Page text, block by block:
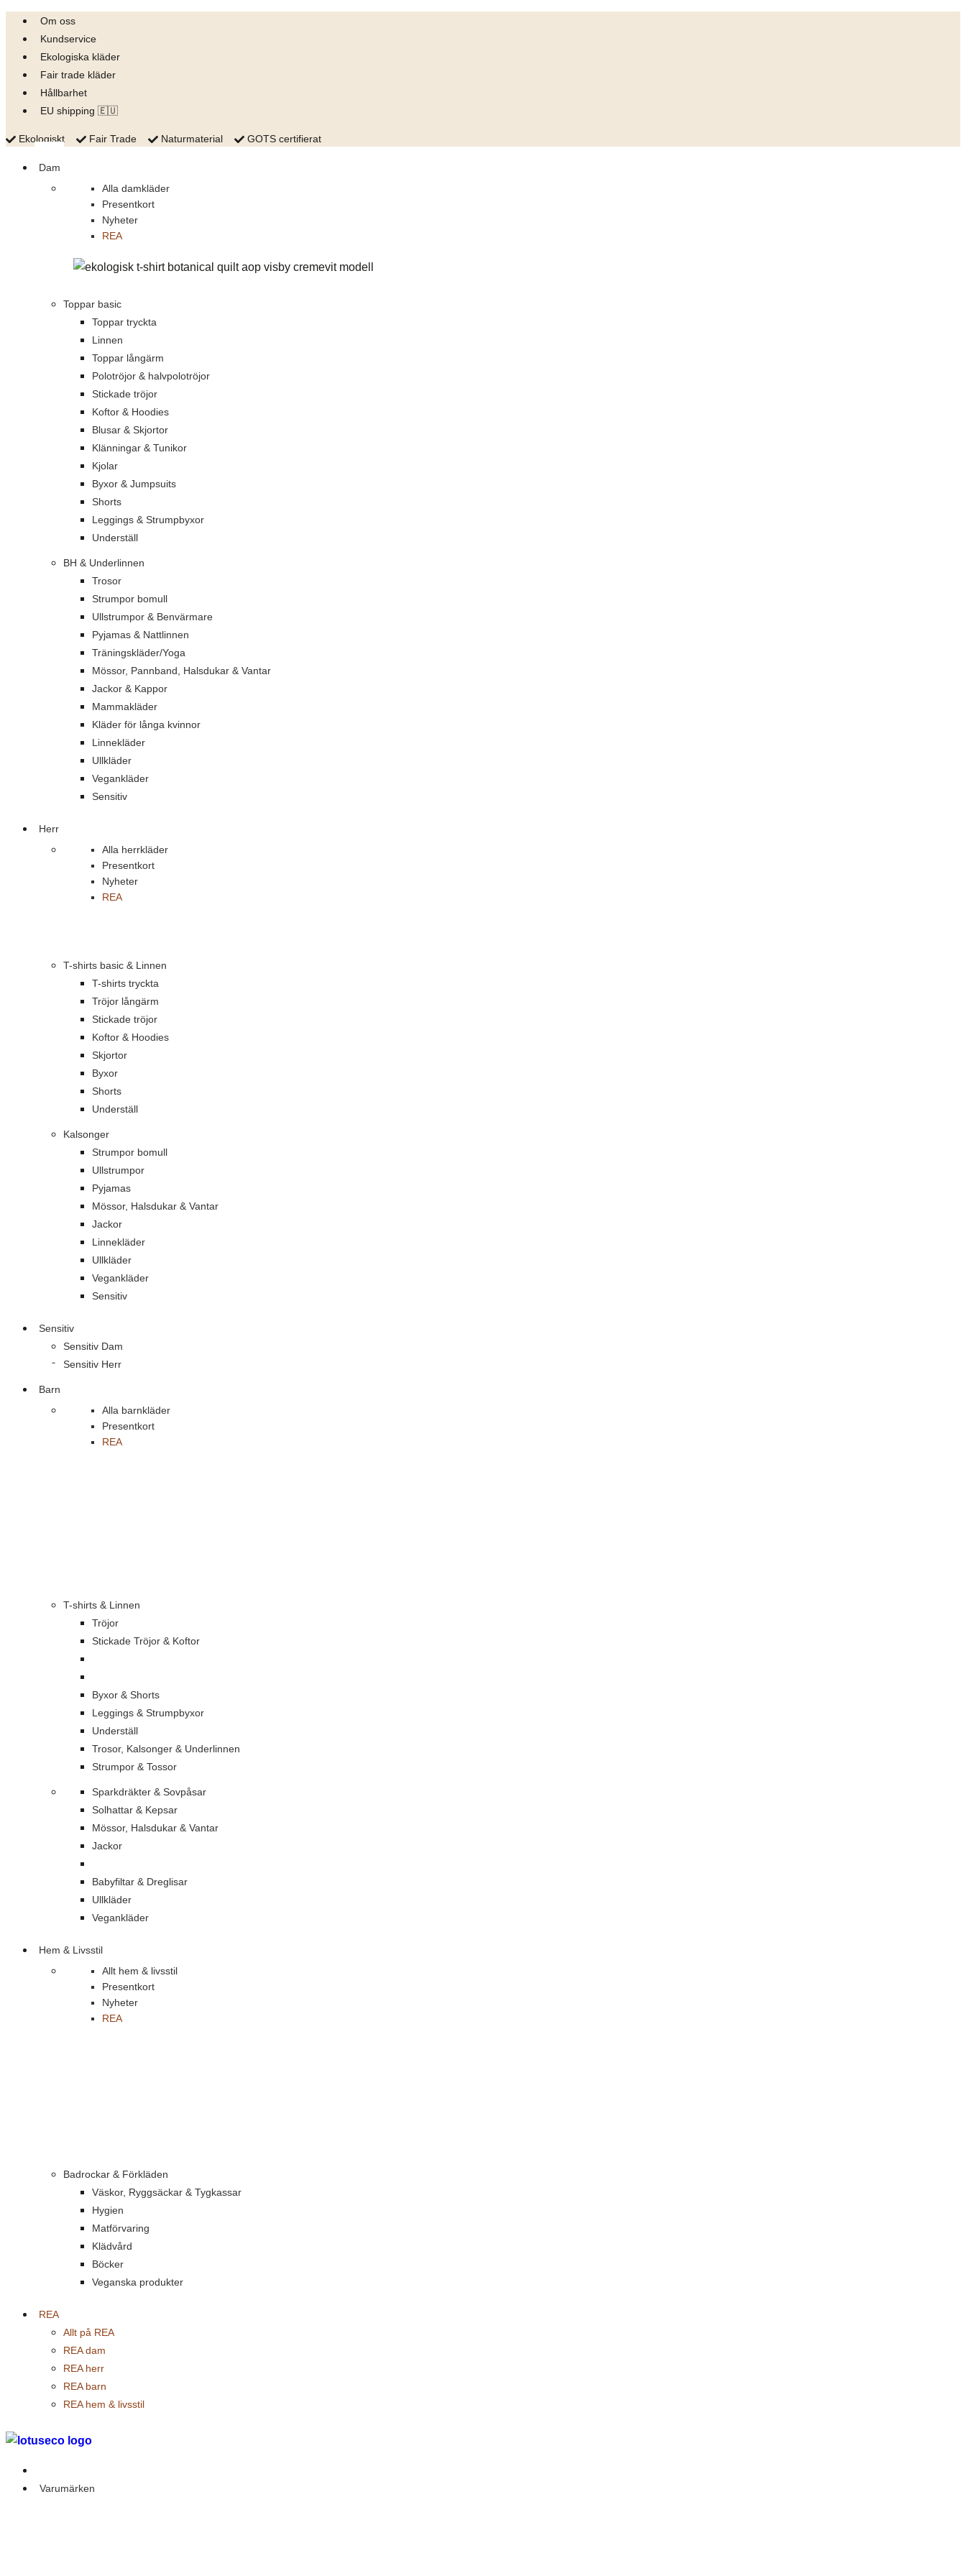
Skip
content
Om oss
Kundservice
Ekologiska kläder
Fair trade kläder
Hållbarhet
EU shipping 🇪🇺
Ekologiskt Fair Trade Naturmaterial GOTS certifierat
Dam
Alla damkläder
Presentkort
Nyheter
REA
Toppar basic
Toppar tryckta
Linnen
Toppar långärm
Polotröjor & halvpolotröjor
Stickade tröjor
Koftor & Hoodies
Blusar & Skjortor
Klänningar & Tunikor
Kjolar
Byxor & Jumpsuits
Shorts
Leggings & Strumpbyxor
Underställ
BH & Underlinnen
Trosor
Strumpor bomull
Ullstrumpor & Benvärmare
Pyjamas & Nattlinnen
Träningskläder/Yoga
Mössor, Pannband, Halsdukar & Vantar
Jackor & Kappor
Mammakläder
Kläder för långa kvinnor
Linnekläder
Ullkläder
Vegankläder
Sensitiv
Herr
Alla herrkläder
Presentkort
Nyheter
REA
T-shirts basic & Linnen
T-shirts tryckta
Tröjor långärm
Stickade tröjor
Koftor & Hoodies
Skjortor
Byxor
Shorts
Underställ
Kalsonger
Strumpor bomull
Ullstrumpor
Pyjamas
Mössor, Halsdukar & Vantar
Jackor
Linnekläder
Ullkläder
Vegankläder
Sensitiv
Sensitiv
Sensitiv Dam
Sensitiv Herr
Barn
Alla barnkläder
Presentkort
REA
T-shirts & Linnen
Tröjor
Stickade Tröjor & Koftor
Byxor & Shorts
Leggings & Strumpbyxor
Underställ
Trosor, Kalsonger & Underlinnen
Strumpor & Tossor
Sparkdräkter & Sovpåsar
Solhattar & Kepsar
Mössor, Halsdukar & Vantar
Jackor
Babyfiltar & Dreglisar
Ullkläder
Vegankläder
Hem & Livsstil
Allt hem & livsstil
Presentkort
Nyheter
REA
Badrockar & Förkläden
Väskor, Ryggsäckar & Tygkassar
Hygien
Matförvaring
Klädvård
Böcker
Veganska produkter
REA
Allt på REA
REA dam
REA herr
REA barn
REA hem & livsstil
Varumärken